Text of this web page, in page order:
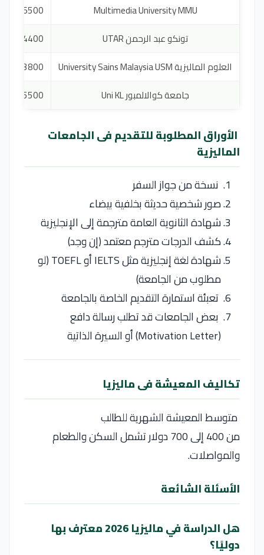
Multimedia University MMU
$6500
تونكو عبد الرحمن UTAR
$4400
العلوم الماليزية University Sains Malaysia USM
$3800
جامعة كوالالمبور Uni KL
$5500
الأوراق المطلوبة للتقديم فى الجامعات
الماليزية
نسخة من جواز السفر
صور شخصية حديثة بخلفية بيضاء
شهادة الثانوية العامة مترجمة إلى الإنجليزية
كشف الدرجات مترجم معتمد (إن وجد)
شهادة لغة إنجليزية مثل IELTS أو TOEFL (لو
مطلوب من الجامعة)
تعبئة استمارة التقديم الخاصة بالجامعة
بعض الجامعات قد تطلب رسالة دافع
(Motivation Letter) أو السيرة الذاتية
تكاليف المعيشة فى ماليزيا
متوسط المعيشة الشهرية للطالب
من 400 إلى 700 دولار تشمل السكن والطعام
والمواصلات.
الأسئلة الشائعة
هل الدراسة في ماليزيا 2026 معترف بها
دوليًا؟